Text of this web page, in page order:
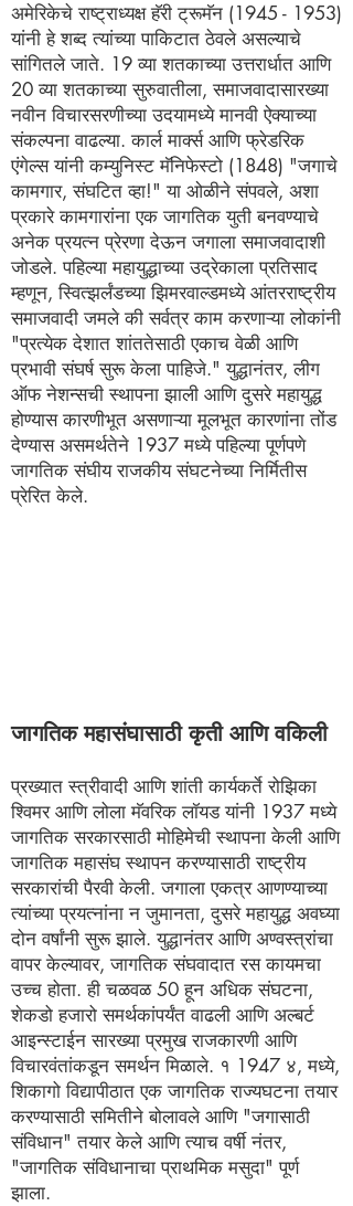
अमेरिकेचे राष्ट्राध्यक्ष हॅरी ट्रूमॅन (1945 - 1953)
यांनी हे शब्द त्यांच्या पाकिटात ठेवले असल्याचे
सांगितले जाते. 19 व्या शतकाच्या उत्तरार्धात आणि
20 व्या शतकाच्या सुरुवातीला, समाजवादासारख्या
नवीन विचारसरणीच्या उदयामध्ये मानवी ऐक्याच्या
संकल्पना वाढल्या. कार्ल मार्क्स आणि फ्रेडरिक
एंगेल्स यांनी कम्युनिस्ट मॅनिफेस्टो (1848) "जगाचे
कामगार, संघटित व्हा!" या ओळीने संपवले, अशा
प्रकारे कामगारांना एक जागतिक युती बनवण्याचे
अनेक प्रयत्न प्रेरणा देऊन जगाला समाजवादाशी
जोडले. पहिल्या महायुद्धाच्या उद्रेकाला प्रतिसाद
म्हणून, स्वित्झर्लंडच्या झिमरवाल्डमध्ये आंतरराष्ट्रीय
समाजवादी जमले की सर्वत्र काम करणाऱ्या लोकांनी
"प्रत्येक देशात शांततेसाठी एकाच वेळी आणि
प्रभावी संघर्ष सुरू केला पाहिजे." युद्धानंतर, लीग
ऑफ नेशन्सची स्थापना झाली आणि दुसरे महायुद्ध
होण्यास कारणीभूत असणाऱ्या मूलभूत कारणांना तोंड
देण्यास असमर्थतेने 1937 मध्ये पहिल्या पूर्णपणे
जागतिक संघीय राजकीय संघटनेच्या निर्मितीस
प्रेरित केले.
जागतिक महासंघासाठी कृती आणि वकिली
प्रख्यात स्त्रीवादी आणि शांती कार्यकर्ते रोझिका
श्विमर आणि लोला मॅवरिक लॉयड यांनी 1937 मध्ये
जागतिक सरकारसाठी मोहिमेची स्थापना केली आणि
जागतिक महासंघ स्थापन करण्यासाठी राष्ट्रीय
सरकारांची पैरवी केली. जगाला एकत्र आणण्याच्या
त्यांच्या प्रयत्नांना न जुमानता, दुसरे महायुद्ध अवघ्या
दोन वर्षांनी सुरू झाले. युद्धानंतर आणि अण्वस्त्रांचा
वापर केल्यावर, जागतिक संघवादात रस कायमचा
उच्च होता. ही चळवळ 50 हून अधिक संघटना,
शेकडो हजारो समर्थकांपर्यंत वाढली आणि अल्बर्ट
आइन्स्टाईन सारख्या प्रमुख राजकारणी आणि
विचारवंतांकडून समर्थन मिळाले. १ 1947 ४, मध्ये,
शिकागो विद्यापीठात एक जागतिक राज्यघटना तयार
करण्यासाठी समितीने बोलावले आणि "जगासाठी
संविधान" तयार केले आणि त्याच वर्षी नंतर,
"जागतिक संविधानाचा प्राथमिक मसुदा" पूर्ण
झाला.